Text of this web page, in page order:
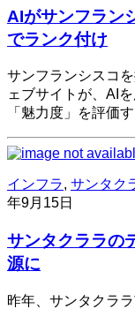
AIがサンフラン
でランク付け
サンフランシスコ
ェブサイトが、AI
「魅力度」を評価
インフラ, サンタク
年9月15日
サンタクララの
源に
昨年、サンタクラ